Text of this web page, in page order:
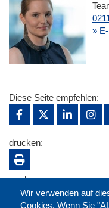
»
Wir verwenden auf
Cookies. Wenn Sie
Diese Seite empfehlen:
drucken:
merken: